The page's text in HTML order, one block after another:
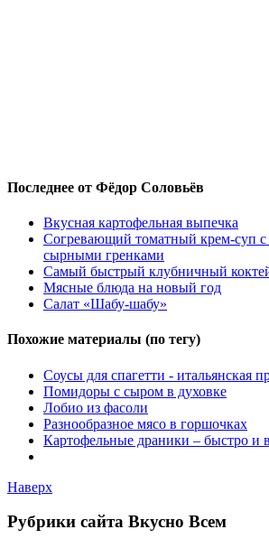
Последнее от Фёдор Соловьёв
Вкусная картофельная выпечка
Согревающий томатный крем-суп с
сырными гренками
Самый быстрый клубничный
Мясные блюда на новый год
Салат «Шабу-шабу»
Похожие материалы (по тегу)
Соусы для спагетти - итальянская
Помидоры с сыром в духовке
Лобио из фасоли
Разнообразное мясо в горшочках
Картофельные драники – быстро и
Наверх
Рубрики сайта Вкусно Всем